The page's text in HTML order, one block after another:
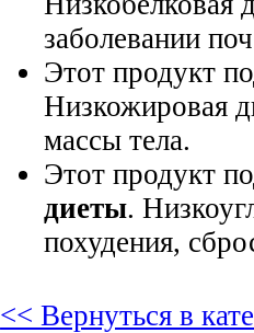
заболевании
Этот продукт
Низкожировая
массы тела.
Этот продукт
диеты.
похудения,
<< Вернуться в